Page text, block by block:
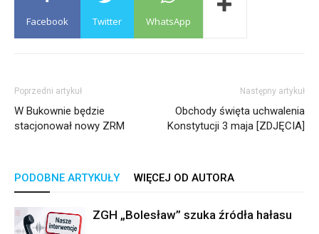
Facebook Twitter WhatsApp
Poprzedni artykuł
W Bukownie będzie
stacjonował nowy ZRM
Następny artykuł
Obchody święta uchwalenia
Konstytucji 3 maja [ZDJĘCIA]
PODOBNE ARTYKUŁY WIĘCEJ OD AUTORA
ZGH „Bolesław” szuka źródła hałasu